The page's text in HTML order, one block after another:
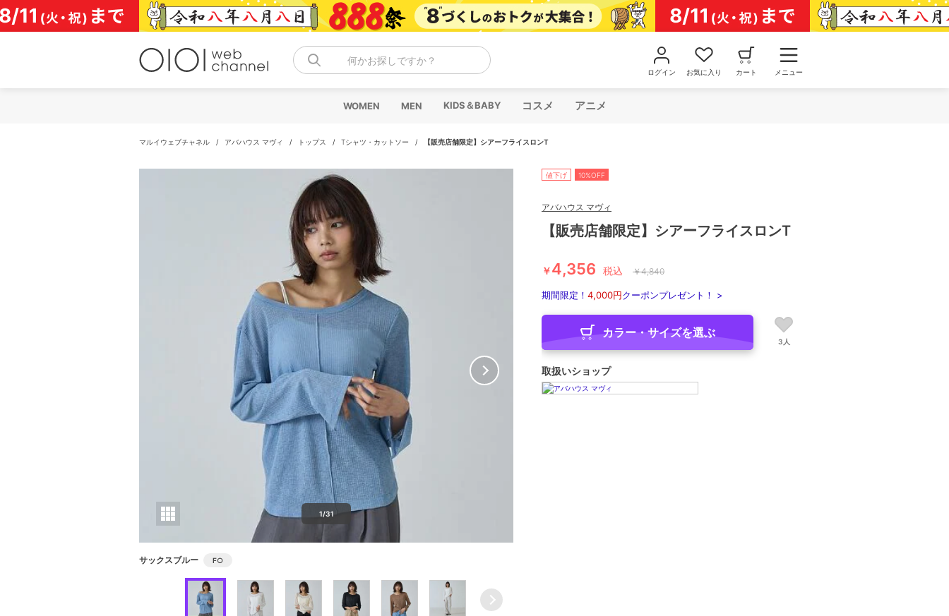
コ
ン
テ
何かお探しですか？
ログイン お気に入り カート メニュー
WOMEN MEN KIDS＆BABY コスメ アニメ
マルイウェブチャネル / アバハウス マヴィ / トップス / Tシャツ・カットソー / 【販売店舗限定】シアーフライスロンT
1/31
サックスブルー F○
値下げ 10%OFF
アバハウス マヴィ
【販売店舗限定】シアーフライスロンT
￥4,356 税込 ￥4,840
期間限定！ 4,000円クーポンプレゼント！ >
カラー・サイズを選ぶ
3人
取扱いショップ